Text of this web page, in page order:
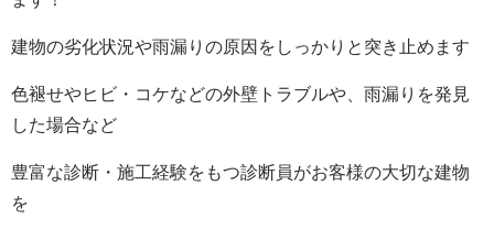
建物の劣化状況や雨漏りの原因をしっかりと突き止めます
色褪せやヒビ・コケなどの外壁トラブルや、雨漏りを発見
した場合など
豊富な診断・施工経験をもつ診断員がお客様の大切な建物
を